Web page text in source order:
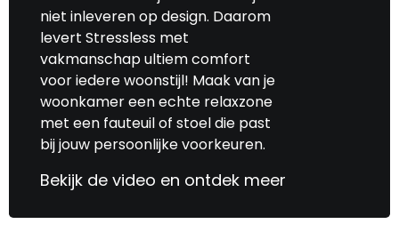
niet inleveren op design. Daarom
levert Stressless met
vakmanschap ultiem comfort
voor iedere woonstijl! Maak van je
woonkamer een echte relaxzone
met een fauteuil of stoel die past
bij jouw persoonlijke voorkeuren.
Bekijk de video en ontdek meer